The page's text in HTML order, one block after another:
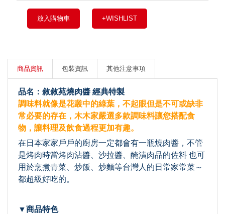
放入購物車 +WISHLIST
商品資訊 包裝資訊 其他注意事項
品名：敘敘苑燒肉醬 經典特製
調味料就像是花叢中的綠葉，不起眼但是不可或缺非
常必要的存在，木木家嚴選多款調味料讓您搭配食
物，讓料理及飲食過程更加有趣。
在日本家家戶戶的廚房一定都會有一瓶燒肉醬，不管
是烤肉時當烤肉沾醬、沙拉醬、醃漬肉品的佐料 也可
用於烹煮青菜、炒飯、炒麵等台灣人的日常家常菜～
都超級好吃的。
▼商品特色